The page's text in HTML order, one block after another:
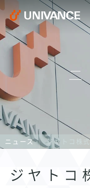
ニュース ジヤトコ株式会
ジヤトコ